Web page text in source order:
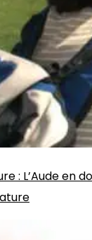
: L’Aude en